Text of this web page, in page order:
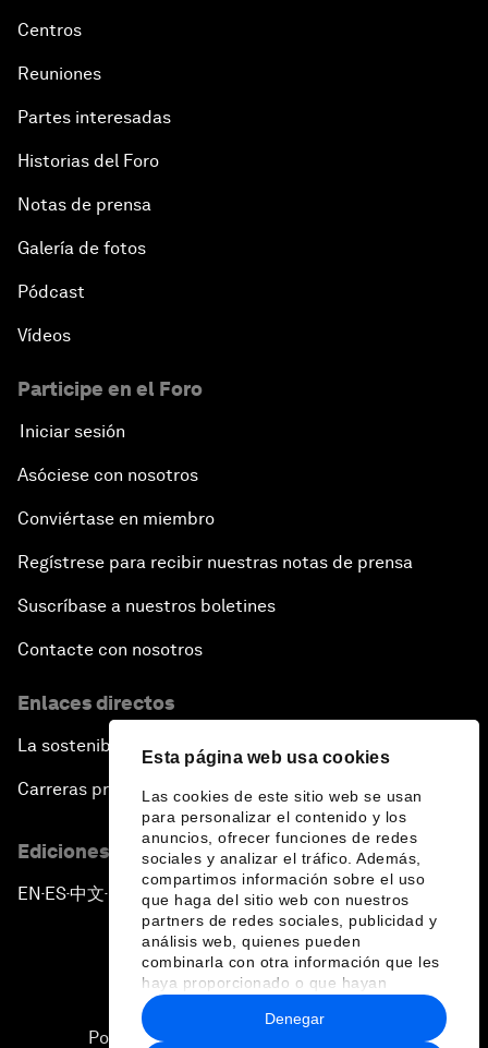
Esta página web usa cookies
Las cookies de este sitio web se usan
para personalizar el contenido y los
anuncios, ofrecer funciones de redes
sociales y analizar el tráfico. Además,
compartimos información sobre el uso
que haga del sitio web con nuestros
partners de redes sociales, publicidad y
análisis web, quienes pueden
combinarla con otra información que les
haya proporcionado o que hayan
recopilado a partir del uso que haya
hecho de sus servicios.
Denegar
Centros
Reuniones
Partes interesadas
Historias del Foro
Notas de prensa
Galería de fotos
Pódcast
Vídeos
Participe en el Foro
Iniciar sesión
Asóciese con nosotros
Conviértase en miembro
Regístrese para recibir nuestras notas de prensa
Suscríbase a nuestros boletines
Contacte con nosotros
Enlaces directos
La sostenibilidad en el Foro
Carreras profesionales
Ediciones en otros idiomas
EN ▪ES▪中文▪ 日本語
Política de privacidad y normas de uso